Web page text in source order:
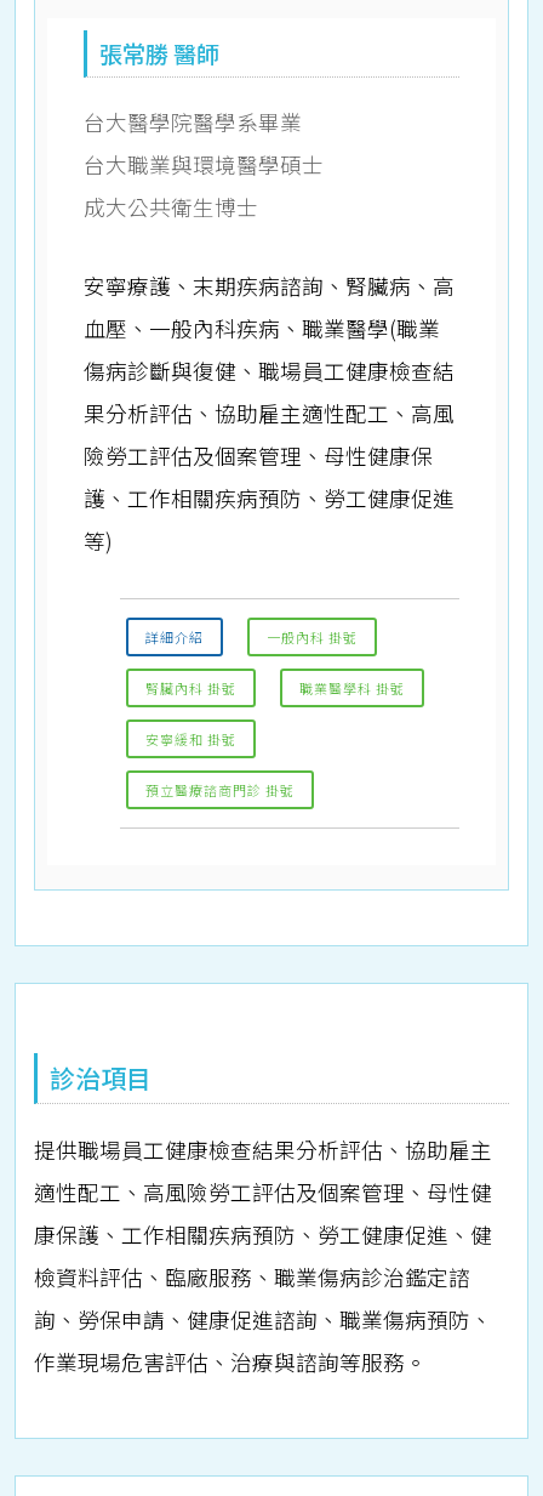
張常勝 醫師
台大醫學院醫學系畢業
台大職業與環境醫學碩士
成大公共衛生博士
安寧療護、末期疾病諮詢、腎臟病、高
血壓、一般內科疾病、職業醫學(職業
傷病診斷與復健、職場員工健康檢查結
果分析評估、協助雇主適性配工、高風
險勞工評估及個案管理、母性健康保
護、工作相關疾病預防、勞工健康促進
等)
詳細介紹 一般內科 掛號
腎臟內科 掛號 職業醫學科 掛號
安寧緩和 掛號
預立醫療諮商門診 掛號
診治項目
提供職場員工健康檢查結果分析評估、協助雇主
適性配工、高風險勞工評估及個案管理、母性健
康保護、工作相關疾病預防、勞工健康促進、健
檢資料評估、臨廠服務、職業傷病診治鑑定諮
詢、勞保申請、健康促進諮詢、職業傷病預防、
作業現場危害評估、治療與諮詢等服務。